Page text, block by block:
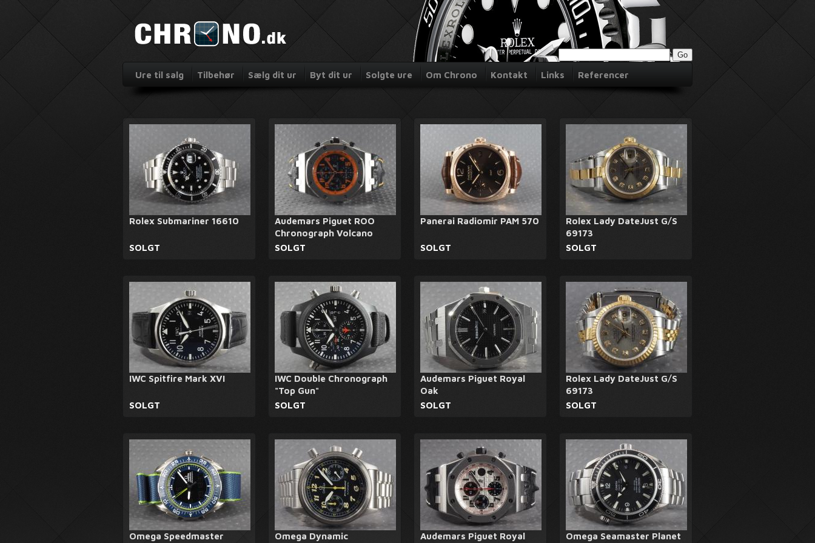
Ure til salg Tilbehør Sælg dit ur Byt dit ur Solgte ure Om Chrono Kontakt Links Referencer
Rolex Submariner 16610
SOLGT
Audemars Piguet ROO
Chronograph Volcano
SOLGT
Panerai Radiomir PAM 570
SOLGT
Rolex Lady DateJust G/S
69173
SOLGT
IWC Spitfire Mark XVI
SOLGT
IWC Double Chronograph
"Top Gun"
SOLGT
Audemars Piguet Royal
Oak
SOLGT
Rolex Lady DateJust G/S
69173
SOLGT
Omega Speedmaster Omega Dynamic Audemars Piguet Royal Omega Seamaster Planet